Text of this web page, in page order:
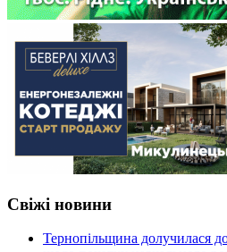
Свіжі новини
Тернопільщина долучилася